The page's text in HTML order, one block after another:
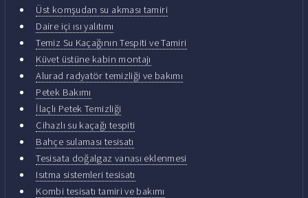
Üst komşudan su akması tamiri
Daire içi ısı yalıtımı
Temiz Su Kaçağının Tespiti ve Tamiri
Küvet üstüne kabin montajı
Alurad radyatör temizliği ve bakımı
Petek Bakımı
İlaçlı Petek Temizliği
Cihazlı su kaçağı tespiti
Bahçe sulaması tesisatı
Tesisata doğalgaz vanası eklenmesi
Isıtma sistemleri tesisatı
Kombi tesisatı tamiri ve bakımı